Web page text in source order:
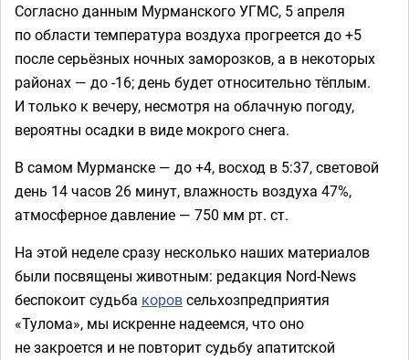
Согласно данным Мурманского УГМС, 5 апреля
по области температура воздуха прогреется до +5
после серьёзных ночных заморозков, а в некоторых
районах — до -16; день будет относительно тёплым.
И только к вечеру, несмотря на облачную погоду,
вероятны осадки в виде мокрого снега.
В самом Мурманске — до +4, восход в 5:37, световой
день 14 часов 26 минут, влажность воздуха 47%,
атмосферное давление — 750 мм рт. ст.
На этой неделе сразу несколько наших материалов
были посвящены животным: редакция Nord-News
беспокоит судьба коровсельхозпредприятия
«Тулома», мы искренне надеемся, что оно
не закроется и не повторит судьбу апатитской